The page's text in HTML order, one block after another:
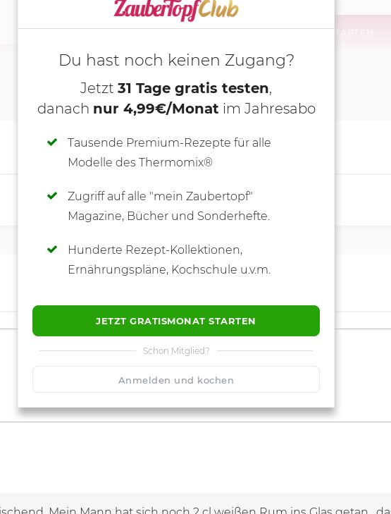
SCHREIBE NEUE NOTIZ
Du hast noch keinen Zugang?
Jetzt 31 Tage gratis testen,
danach nur 4,99€/Monat im Jahresabo
Tausende Premium-Rezepte für alle
Modelle des Thermomix®
Zugriff auf alle "mein Zaubertopf"
Magazine, Bücher und Sonderhefte.
Hunderte Rezept-Kollektionen,
Ernährungspläne, Kochschule u.v.m.
JETZT GRATISMONAT STARTEN
Schon Mitglied?
Anmelden und kochen